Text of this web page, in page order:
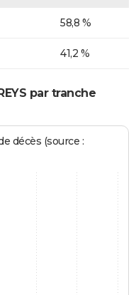
58,8 %
41,2 %
par tranche
décès (source :